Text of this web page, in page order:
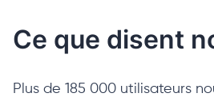
Ce que disent
Plus de 185 000 utilisateurs